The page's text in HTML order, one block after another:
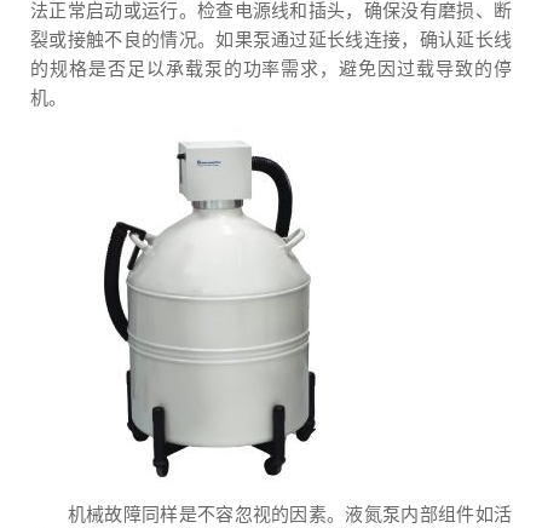
法正常启动或运行。检查电源线和插头，确保没有磨损、断
裂或接触不良的情况。如果泵通过延长线连接，确认延长线
的规格是否足以承载泵的功率需求，避免因过载导致的停
机。
机械故障同样是不容忽视的因素。液氮泵内部组件如活